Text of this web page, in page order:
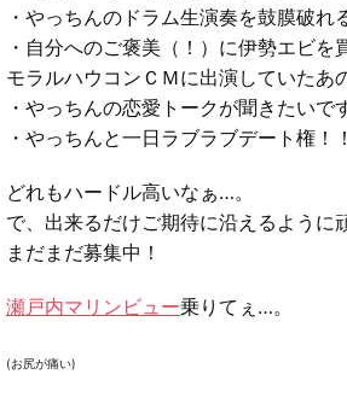
・やっちんのドラム生演奏を鼓膜破
・自分へのご褒美（！）に伊勢エビ
モラルハウコンＣＭに出演していた
・やっちんの恋愛トークが聞きたいで
・やっちんと一日ラブラブデート権！
どれもハードル高いなぁ…。
で、出来るだけご期待に沿えるように
まだまだ募集中！
瀬戸内マリンビュー乗りてぇ…。
(お尻が痛い)